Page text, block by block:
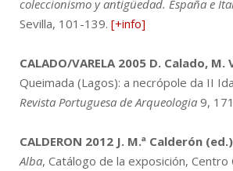
coleccionismo y antigüedad. España e
Sevilla, 101-139. [+info]
CALADO/VARELA 2005 D. Calado, M.
Queimada (Lagos): a necrópole da II
Revista Portuguesa de Arqueologia 9,
CALDERON 2012 J. M.ª Calderón
Alba, Catálogo de la exposición, Centro